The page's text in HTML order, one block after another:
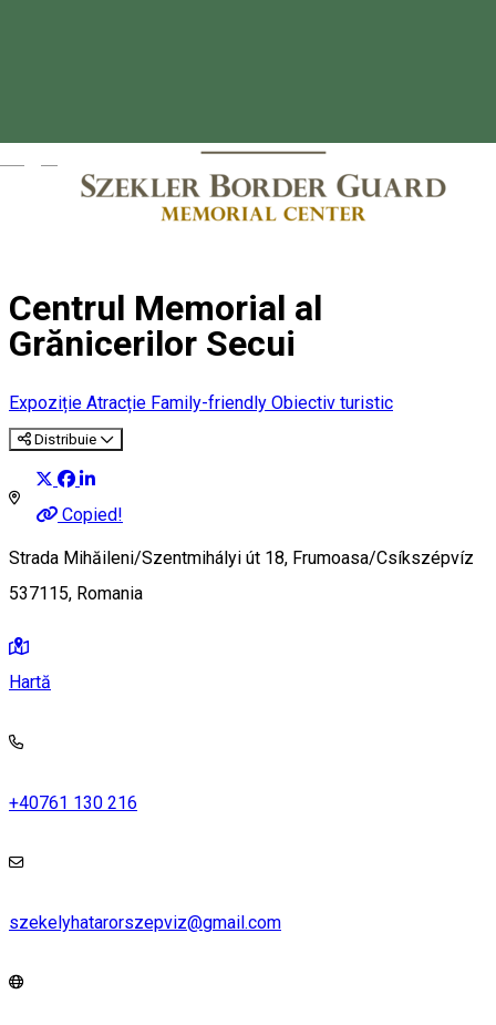
Centrul Memorial al
Grănicerilor Secui
Expoziție Atracție Family-friendly Obiectiv turistic
Distribuie
Copied!
Strada Mihăileni/Szentmihályi út 18, Frumoasa/Csíkszépvíz
537115, Romania
Hartă
+40761 130 216
szekelyhatarorszepviz@gmail.com